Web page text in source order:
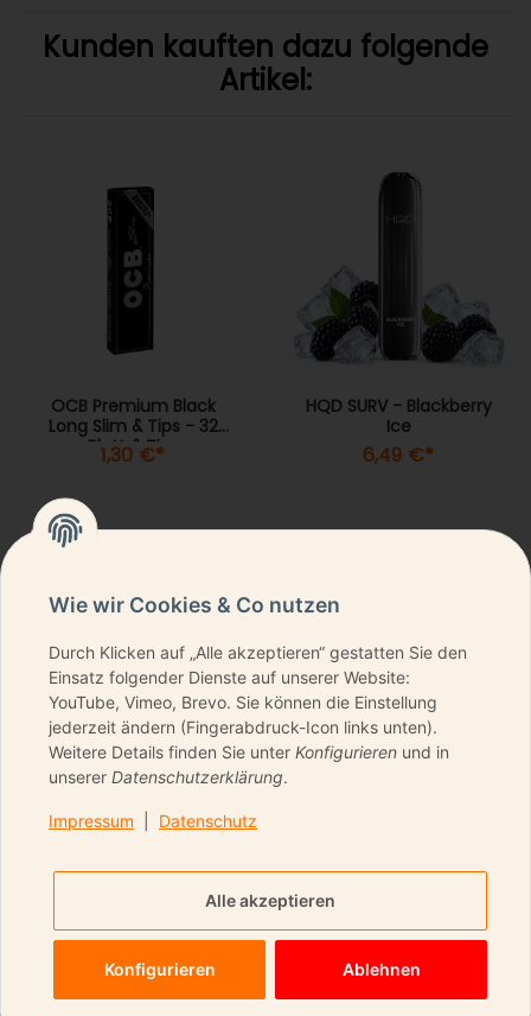
Kunden kauften dazu folgende
Artikel:
OCB Premium Black
Long Slim & Tips - 32
Blatt & Tips
1,30 €*
HQD SURV - Blackberry
Ice
6,49 €*
NEWSLETTER ABONNIEREN & KEINE DEALS
VERPASSEN
Datenschutzerklärungregelmäßig und jederzeit
widerruflich Informationen zu Ihrem Produktsortiment per
E-Mail zu.
Wie wir Cookies & Co nutzen
Durch Klicken auf „Alle akzeptieren“ gestatten Sie den
Einsatz folgender Dienste auf unserer Website:
YouTube, Vimeo, Brevo. Sie können die Einstellung
jederzeit ändern (Fingerabdruck-Icon links unten).
Weitere Details finden Sie unter Konfigurieren und in
unserer Datenschutzerklärung.
Impressum Datenschutz
Alle akzeptieren
Konfigurieren Ablehnen